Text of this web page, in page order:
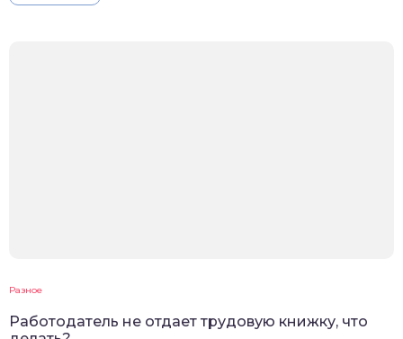
Разное
Работодатель не отдает трудовую книжку, что